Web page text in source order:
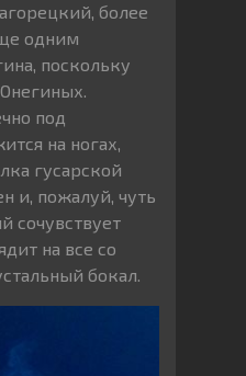
более
одним
поскольку
под
на ногах,
гусарской
и, пожалуй, чуть
сочувствует
на все со
бокал.